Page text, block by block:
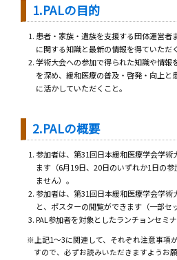
1.PALの目的
患者・家族・遺族を支援する団体運営者
に関する知識と最新の情報を得ていただ
学術大会への参加で得られた知識や情報
を深め、緩和医療の普及・啓発・向上と
に活かしていただくこと。
2.PALの概要
参加者は、第31回日本緩和医療学会学
ます（6月19日、20日のいずれか1日の
ません）。
参加者は、第31回日本緩和医療学会学
と、ポスターの閲覧ができます（一部セ
PAL参加者を対象としたランチョンセミ
※上記1～3に関連して、それぞれ注意事項
すので、必ずお読みいただきますようお願